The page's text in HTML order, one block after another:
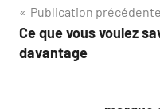
Navigation
de
Publication précédente
Ce que vous voulez
davantage